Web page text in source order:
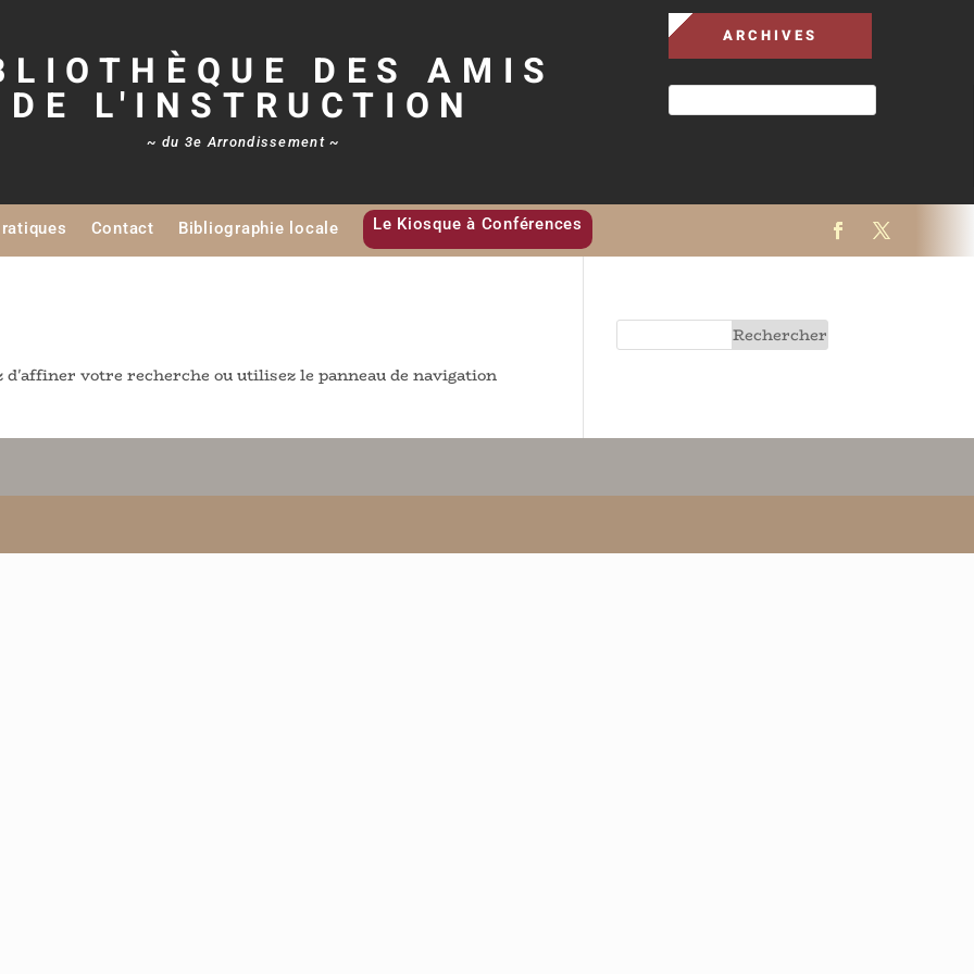
DES AMIS
DE L'INSTRUCTION
~ du 3e Arrondissement ~
ARCHIVES
Contact Bibliographie locale Le Kiosque à Conférences
d'affiner votre recherche ou utilisez le panneau de navigation